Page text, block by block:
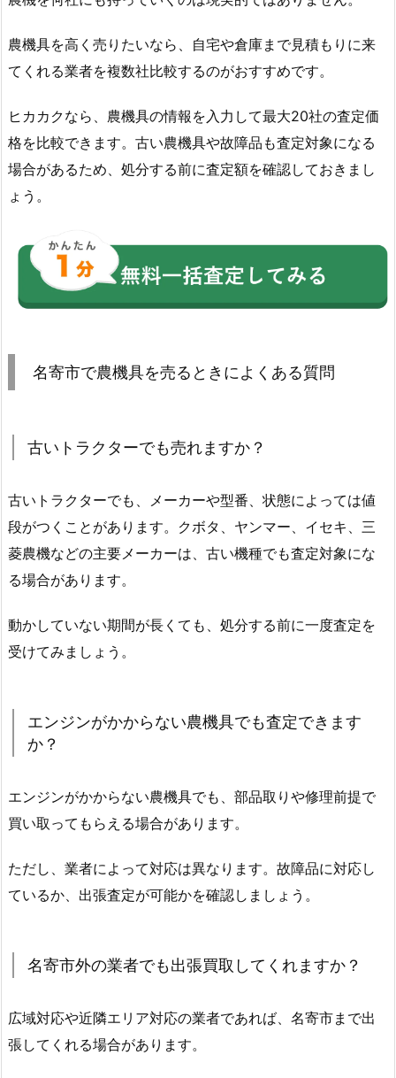
農機具を高く売りたいなら、自宅や倉庫まで見積もりに来
てくれる業者を複数社比較するのがおすすめです。
ヒカカクなら、農機具の情報を入力して最大20社の査定価
格を比較できます。古い農機具や故障品も査定対象になる
場合があるため、処分する前に査定額を確認しておきまし
ょう。
名寄市で農機具を売るときによくある質問
古いトラクターでも売れますか？
古いトラクターでも、メーカーや型番、状態によっては値
段がつくことがあります。クボタ、ヤンマー、イセキ、三
菱農機などの主要メーカーは、古い機種でも査定対象にな
る場合があります。
動かしていない期間が長くても、処分する前に一度査定を
受けてみましょう。
エンジンがかからない農機具でも査定できます
か？
エンジンがかからない農機具でも、部品取りや修理前提で
買い取ってもらえる場合があります。
ただし、業者によって対応は異なります。故障品に対応し
ているか、出張査定が可能かを確認しましょう。
名寄市外の業者でも出張買取してくれますか？
広域対応や近隣エリア対応の業者であれば、名寄市まで出
張してくれる場合があります。